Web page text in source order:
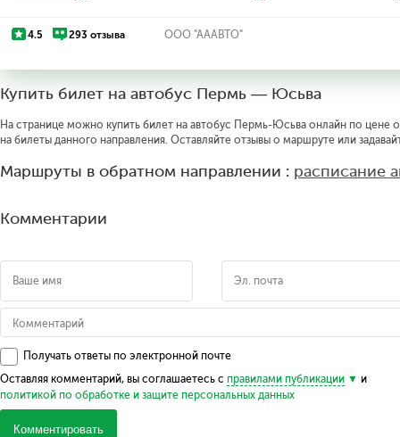
4.5 293 отзыва ООО "АААВТО"
Купить билет на автобус Пермь — Юсьва
На странице можно купить билет на автобус Пермь-Юсьва онлайн по цене
на билеты данного направления. Оставляйте отзывы о маршруте или
Маршруты в обратном направлении : расписание
Комментарии
Получать ответы по электронной почте
Оставляя комментарий, вы соглашаетесь с правилами публикации
и
политикой по обработке и защите персональных данных
Комментировать